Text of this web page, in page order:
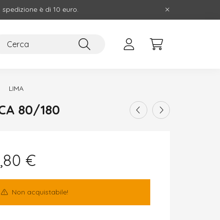
è di 10 euro.
LIMA
80/180
€
Non acquistabile!